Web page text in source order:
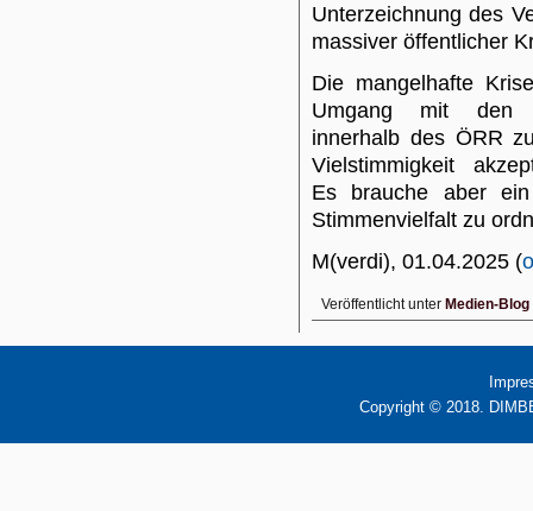
Unterzeichnung des
massiver öffentlicher
Die mangelhafte
Umgang mit den
innerhalb des ÖRR
Vielstimmigkeit
Es brauche aber
Stimmenvielfalt zu
M(verdi), 01.04.2025 (
Veröffentlicht unter Medien-Blog
Copyright © 2018.